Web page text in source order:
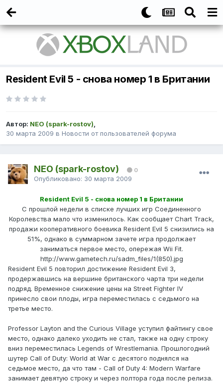
Resident Evil 5 - снова номер 1 в Британии
Автор: NEO (spark-rostov),
30 марта 2009 в Новости от пользователей форума
NEO (spark-rostov) 0
Опубликовано: 30 марта 2009
Resident Evil 5 - снова номер 1 в Британии
С прошлой недели в списке лучших игр Соединенного
Королевства мало что изменилось. Как сообщает Chart Track,
продажи кооперативного боевика Resident Evil 5 снизились на
51%, однако в суммарном зачете игра продолжает
заниматься первое место, опережая Wii Fit.
http://www.gametech.ru/sadm_files/1(850).jpg
Resident Evil 5 повторил достижение Resident Evil 3,
продержавшись на вершине британского чарта три недели
подряд. Временное снижение цены на Street Fighter IV
принесло свои плоды, игра переместилась с седьмого на
третье место.
Professor Layton and the Curious Village уступил файтингу свое
место, однако далеко уходить не стал, также на одну строку
вниз переместилась Legends of Wrestlemania. Прошлогодний
шутер Call of Duty: World at War с десятого поднялся на
седьмое место, да что там - Call of Duty 4: Modern Warfare
занимает девятую строку и через полтора года после релиза.